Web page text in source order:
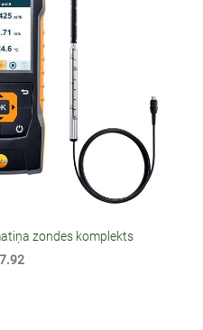
zondes komplekts